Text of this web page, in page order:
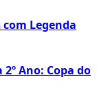
Legenda
Ano: Copa do